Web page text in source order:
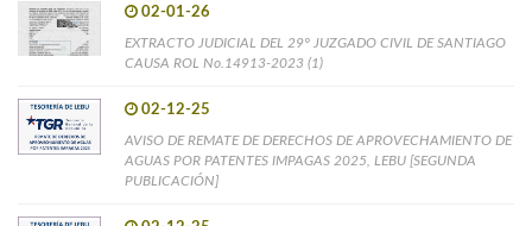
02-01-26
EXTRACTO JUDICIAL DEL 29° JUZGADO CIVIL DE SANTIAGO
CAUSA ROL No.14913-2023 (1)
02-12-25
AVISO DE REMATE DE DERECHOS DE APROVECHAMIENTO DE
AGUAS POR PATENTES IMPAGAS 2025, LEBU [SEGUNDA
PUBLICACIÓN]